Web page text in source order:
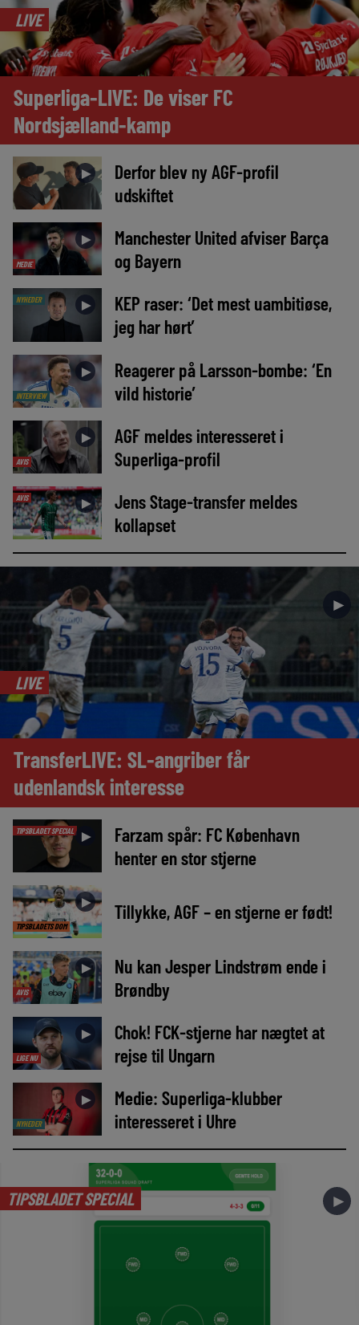
LIVE
Superliga-LIVE: De viser FC
Nordsjælland-kamp
►
Derfor blev ny AGF-profil
udskiftet
MEDIE
►
Manchester United afviser Barça
og Bayern
NYHEDER ►
KEP raser: ‘Det mest uambitiøse,
jeg har hørt’
INTERVIEW
►
Reagerer på Larsson-bombe: ‘En
vild historie’
AVIS
►
AGF meldes interesseret i
Superliga-profil
AVIS ►
Jens Stage-transfer meldes
kollapset
►
LIVE
TransferLIVE: SL-angriber får
udenlandsk interesse
TIPSBLADET SPECIAL ►
Farzam spår: FC København
henter en stor stjerne
TIPSBLADETS DOM
► Tillykke, AGF – en stjerne er født!
AVIS
►
Nu kan Jesper Lindstrøm ende i
Brøndby
LIGE NU
►
Chok! FCK-stjerne har nægtet at
rejse til Ungarn
NYHEDER
►
Medie: Superliga-klubber
interesseret i Uhre
TIPSBLADET SPECIAL ►